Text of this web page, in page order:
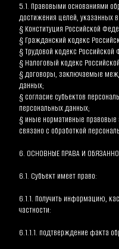
5.1. Правовыми основаниями
достижения целей, указанных
§ Конституция Российской
§ Гражданский кодекс
§ Трудовой кодекс
§ Налоговый кодекс
§ договоры, заключаемые
данных;
§ согласие субъектов
персональных данных;
§ иные нормативные правовые
связано с обработкой
6. ОСНОВНЫЕ ПРАВА И
6.1. Субъект имеет право:
6.1.1. Получить информацию,
частности:
6.1.1.1. подтверждение факта